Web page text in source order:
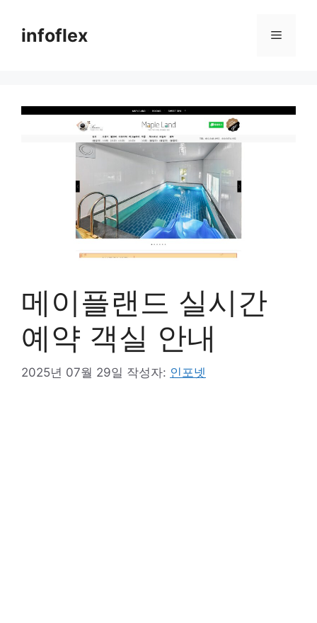
infoflex 메
메이플랜드 실시간
예약 객실 안내
2025년 07월 29일 작성자: 인포넷